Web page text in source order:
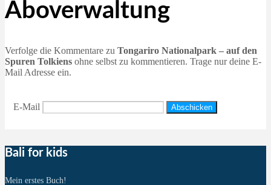
Aboverwaltung
Verfolge die Kommentare zu Tongariro Nationalpark – auf den
Spuren Tolkiens ohne selbst zu kommentieren. Trage nur deine E-
Mail Adresse ein.
E-Mail
Bali for kids
Mein erstes Buch!